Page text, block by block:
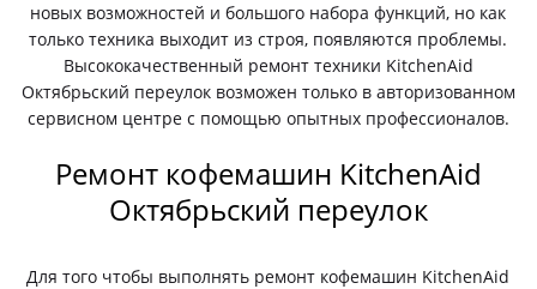
новых возможностей и большого набора функций, но как
только техника выходит из строя, появляются проблемы.
Высококачественный ремонт техники KitchenAid
Октябрьский переулок возможен только в авторизованном
сервисном центре с помощью опытных профессионалов.
Ремонт кофемашин KitchenAid
Октябрьский переулок
Для того чтобы выполнять ремонт кофемашин KitchenAid